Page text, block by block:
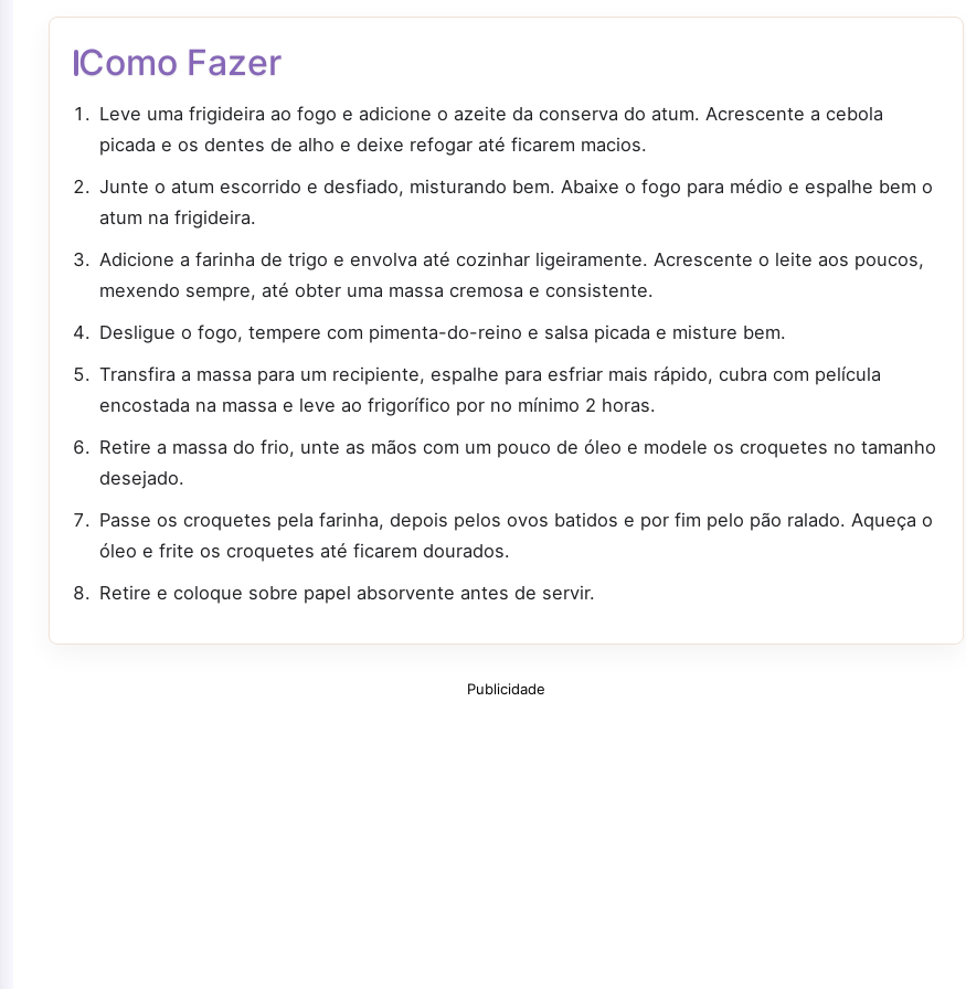
Como Fazer
Leve uma frigideira ao fogo e adicione o azeite da conserva do atum. Acrescente a cebola
picada e os dentes de alho e deixe refogar até ficarem macios.
Junte o atum escorrido e desfiado, misturando bem. Abaixe o fogo para médio e espalhe bem o
atum na frigideira.
Adicione a farinha de trigo e envolva até cozinhar ligeiramente. Acrescente o leite aos poucos,
mexendo sempre, até obter uma massa cremosa e consistente.
Desligue o fogo, tempere com pimenta-do-reino e salsa picada e misture bem.
Transfira a massa para um recipiente, espalhe para esfriar mais rápido, cubra com película
encostada na massa e leve ao frigorífico por no mínimo 2 horas.
Retire a massa do frio, unte as mãos com um pouco de óleo e modele os croquetes no tamanho
desejado.
Passe os croquetes pela farinha, depois pelos ovos batidos e por fim pelo pão ralado. Aqueça o
óleo e frite os croquetes até ficarem dourados.
Retire e coloque sobre papel absorvente antes de servir.
Publicidade